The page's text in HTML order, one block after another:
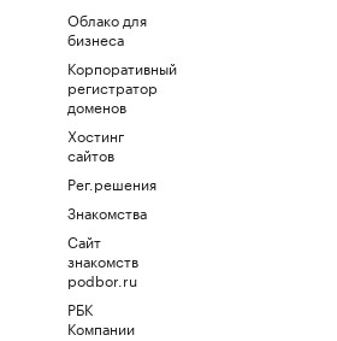
Облако для
бизнеса
Корпоративный
регистратор
доменов
Хостинг
сайтов
Рег.решения
Знакомства
Сайт
знакомств
podbor.ru
РБК
Компании